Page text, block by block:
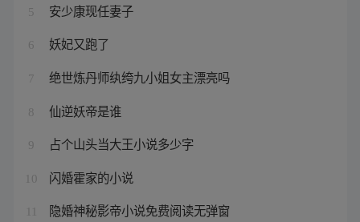
5 安少康现任妻子
6 妖妃又跑了
7 绝世炼丹师纨绔九小姐女主漂亮吗
8 仙逆妖帝是谁
9 占个山头当大王小说多少字
10 闪婚霍家的小说
隐婚神秘影帝小说免费阅读无弹窗